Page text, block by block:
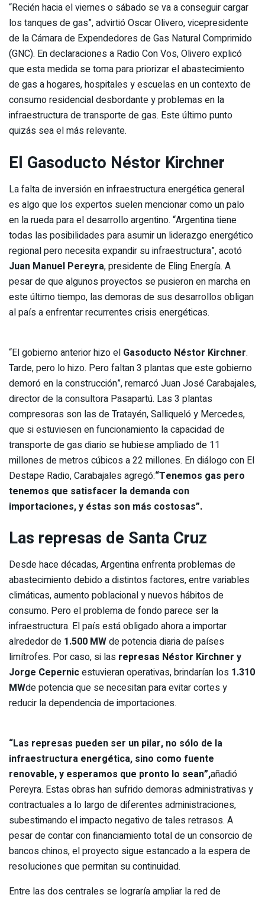
“Recién hacia el viernes o sábado se va a conseguir cargar
los tanques de gas”, advirtió Oscar Olivero, vicepresidente
de la Cámara de Expendedores de Gas Natural Comprimido
(GNC). En declaraciones a Radio Con Vos, Olivero explicó
que esta medida se toma para priorizar el abastecimiento
de gas a hogares, hospitales y escuelas en un contexto de
consumo residencial desbordante y problemas en la
infraestructura de transporte de gas. Este último punto
quizás sea el más relevante.
El Gasoducto Néstor Kirchner
La falta de inversión en infraestructura energética general
es algo que los expertos suelen mencionar como un palo
en la rueda para el desarrollo argentino. “Argentina tiene
todas las posibilidades para asumir un liderazgo energético
regional pero necesita expandir su infraestructura”, acotó
Juan Manuel Pereyra, presidente de Eling Energía. A
pesar de que algunos proyectos se pusieron en marcha en
este último tiempo, las demoras de sus desarrollos obligan
al país a enfrentar recurrentes crisis energéticas.
“El gobierno anterior hizo el Gasoducto Néstor Kirchner.
Tarde, pero lo hizo. Pero faltan 3 plantas que este gobierno
demoró en la construcción”, remarcó Juan José Carabajales,
director de la consultora Pasapartú. Las 3 plantas
compresoras son las de Tratayén, Salliqueló y Mercedes,
que si estuviesen en funcionamiento la capacidad de
transporte de gas diario se hubiese ampliado de 11
millones de metros cúbicos a 22 millones. En diálogo con El
Destape Radio, Carabajales agregó:“Tenemos gas pero
tenemos que satisfacer la demanda con
importaciones, y éstas son más costosas”.
Las represas de Santa Cruz
Desde hace décadas, Argentina enfrenta problemas de
abastecimiento debido a distintos factores, entre variables
climáticas, aumento poblacional y nuevos hábitos de
consumo. Pero el problema de fondo parece ser la
infraestructura. El país está obligado ahora a importar
alrededor de 1.500 MWde potencia diaria de países
limítrofes. Por caso, si las represas Néstor Kirchner y
Jorge Cepernicestuvieran operativas, brindarían los 1.310
MWde potencia que se necesitan para evitar cortes y
reducir la dependencia de importaciones.
“Las represas pueden ser un pilar, no sólo de la
infraestructura energética, sino como fuente
renovable, y esperamos que pronto lo sean”,añadió
Pereyra. Estas obras han sufrido demoras administrativas y
contractuales a lo largo de diferentes administraciones,
subestimando el impacto negativo de tales retrasos. A
pesar de contar con financiamiento total de un consorcio de
bancos chinos, el proyecto sigue estancado a la espera de
resoluciones que permitan su continuidad.
Entre las dos centrales se lograría ampliar la red de